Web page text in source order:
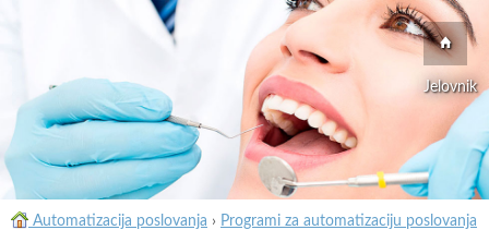
Jelovnik
Automatizacija poslovanja › Programi za automatizaciju poslovanja